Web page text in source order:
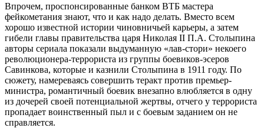
Впрочем, проспонсированные банком ВТБ мастера
фейкометания знают, что и как надо делать. Вместо всем
хорошо известной истории чиновничьей карьеры, а затем
гибели главы правительства царя Николая II П.А. Столыпина
авторы сериала показали выдуманную «лав-стори» некоего
революционера-террориста из группы боевиков-эсеров
Савинкова, которые и казнили Столыпина в 1911 году. По
сюжету, намереваясь совершить теракт против премьер-
министра, романтичный боевик внезапно влюбляется в одну
из дочерей своей потенциальной жертвы, отчего у террориста
пропадает воинственный пыл и с боевым заданием он не
справляется.